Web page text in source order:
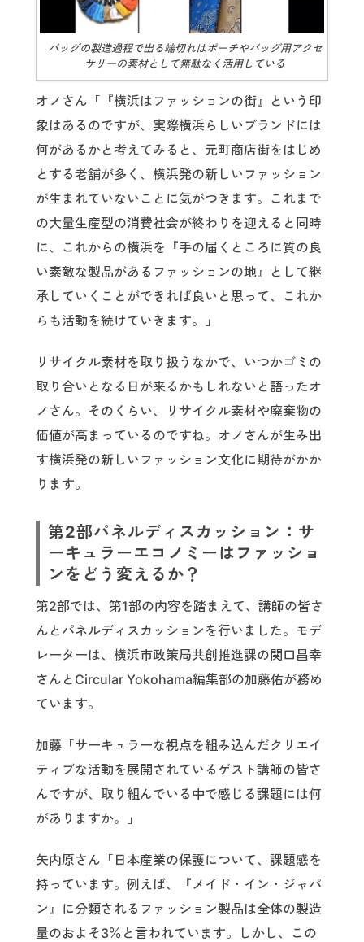
バッグの製造過程で出る端切れはポーチやバッグ用アクセ
サリーの素材として無駄なく活用している
オノさん「『横浜はファッションの街』という印
象はあるのですが、実際横浜らしいブランドには
何があるかと考えてみると、元町商店街をはじめ
とする老舗が多く、横浜発の新しいファッション
が生まれていないことに気がつきます。これまで
の大量生産型の消費社会が終わりを迎えると同時
に、これからの横浜を『手の届くところに質の良
い素敵な製品があるファッションの地』として継
承していくことができれば良いと思って、これか
らも活動を続けていきます。」
リサイクル素材を取り扱うなかで、いつかゴミの
取り合いとなる日が来るかもしれないと語ったオ
ノさん。そのくらい、リサイクル素材や廃棄物の
価値が高まっているのですね。オノさんが生み出
す横浜発の新しいファッション文化に期待がかか
ります。
第2部パネルディスカッション：サ
ーキュラーエコノミーはファッショ
ンをどう変えるか？
第2部では、第1部の内容を踏まえて、講師の皆さ
んとパネルディスカッションを行いました。モデ
レーターは、横浜市政策局共創推進課の関口昌幸
さんとCircular Yokohama編集部の加藤佑が務め
ています。
加藤「サーキュラーな視点を組み込んだクリエイ
ティブな活動を展開されているゲスト講師の皆さ
んですが、取り組んでいる中で感じる課題には何
がありますか。」
矢内原さん「日本産業の保護について、課題感を
持っています。例えば、『メイド・イン・ジャパ
ン』に分類されるファッション製品は全体の製造
量のおよそ3％と言われています。しかし、この